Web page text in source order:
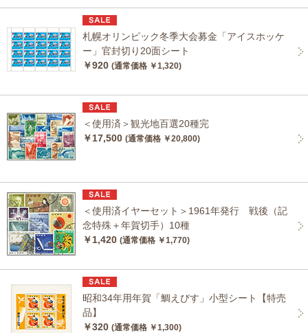
札幌オリンピック冬季大会募金「アイスホッケ
ー」官封切り20面シート
￥920 (通常価格 ￥1,320)
＜使用済＞観光地百選20種完
￥17,500 (通常価格 ￥20,800)
＜使用済イヤーセット＞1961年発行 戦後（記
念特殊＋年賀切手）10種
￥1,420 (通常価格 ￥1,770)
昭和34年用年賀「鯛えびす」小型シート【特売
品】
￥320 (通常価格 ￥1,300)